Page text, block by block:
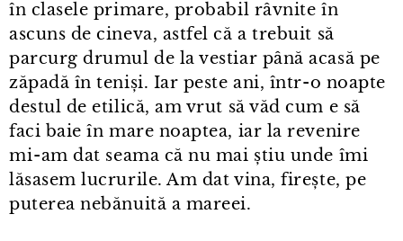
în clasele primare, probabil râvnite în
ascuns de cineva, astfel că a trebuit să
parcurg drumul de la vestiar până acasă pe
zăpadă în teniși. Iar peste ani, într⁠-⁠o noapte
destul de etilică, am vrut să văd cum e să
faci baie în mare noaptea, iar la revenire
mi⁠-⁠am dat seama că nu mai știu unde îmi
lăsasem lucrurile. Am dat vina, firește, pe
puterea nebănuită a mareei.